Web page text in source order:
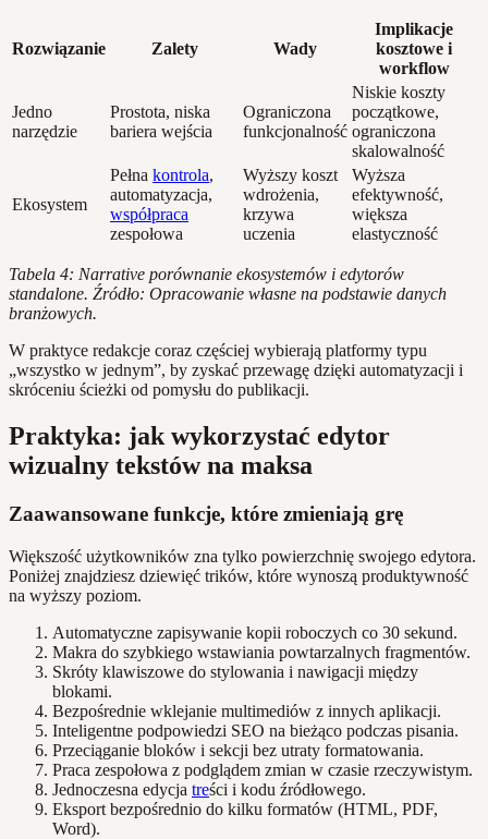
Rozwiązanie Zalety Wady
Implikacje
kosztowe i
workflow
Jedno
narzędzie
Prostota, niska
bariera wejścia
Ograniczona
funkcjonalność
Niskie koszty
początkowe,
ograniczona
skalowalność
Ekosystem
Pełna kontrola,
automatyzacja,
współpraca
zespołowa
Wyższy koszt
wdrożenia,
krzywa
uczenia
Wyższa
efektywność,
większa
elastyczność
Tabela 4: Narrative porównanie ekosystemów i edytorów
standalone. Źródło: Opracowanie własne na podstawie danych
branżowych.
W praktyce redakcje coraz częściej wybierają platformy typu
„wszystko w jednym”, by zyskać przewagę dzięki automatyzacji i
skróceniu ścieżki od pomysłu do publikacji.
Praktyka: jak wykorzystać edytor
wizualny tekstów na maksa
Zaawansowane funkcje, które zmieniają grę
Większość użytkowników zna tylko powierzchnię swojego edytora.
Poniżej znajdziesz dziewięć trików, które wynoszą produktywność
na wyższy poziom.
Automatyczne zapisywanie kopii roboczych co 30 sekund.
Makra do szybkiego wstawiania powtarzalnych fragmentów.
Skróty klawiszowe do stylowania i nawigacji między
blokami.
Bezpośrednie wklejanie multimediów z innych aplikacji.
Inteligentne podpowiedzi SEO na bieżąco podczas pisania.
Przeciąganie bloków i sekcji bez utraty formatowania.
Praca zespołowa z podglądem zmian w czasie rzeczywistym.
Jednoczesna edycja treści i kodu źródłowego.
Eksport bezpośrednio do kilku formatów (HTML, PDF,
Word).